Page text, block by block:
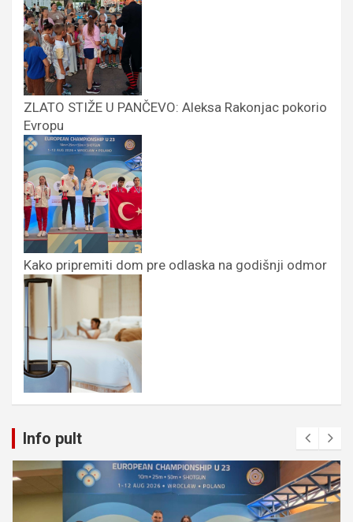
ZLATO STIŽE U PANČEVO: Aleksa Rakonjac pokorio
Evropu
Kako pripremiti dom pre odlaska na godišnji odmor
Info pult